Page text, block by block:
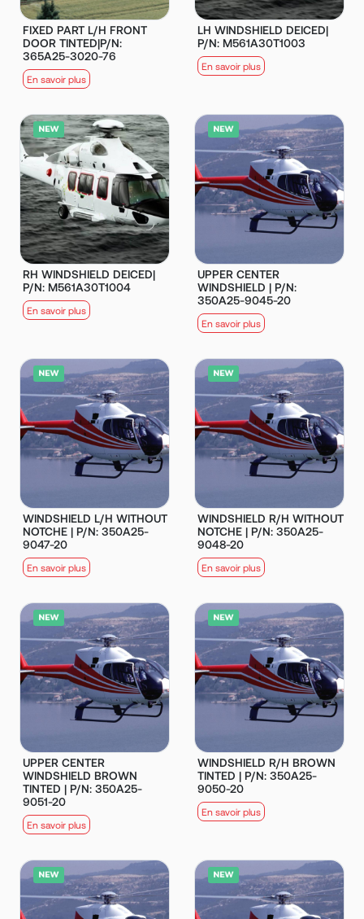
FIXED PART L/H FRONT
DOOR TINTED|P/N:
365A25-3020-76
En savoir plus
LH WINDSHIELD DEICED|
P/N: M561A30T1003
En savoir plus
RH WINDSHIELD DEICED|
P/N: M561A30T1004
En savoir plus
UPPER CENTER
WINDSHIELD | P/N:
350A25-9045-20
En savoir plus
WINDSHIELD L/H WITHOUT
NOTCHE | P/N: 350A25-
9047-20
En savoir plus
WINDSHIELD R/H WITHOUT
NOTCHE | P/N: 350A25-
9048-20
En savoir plus
UPPER CENTER
WINDSHIELD BROWN
TINTED | P/N: 350A25-
9051-20
En savoir plus
WINDSHIELD R/H BROWN
TINTED | P/N: 350A25-
9050-20
En savoir plus